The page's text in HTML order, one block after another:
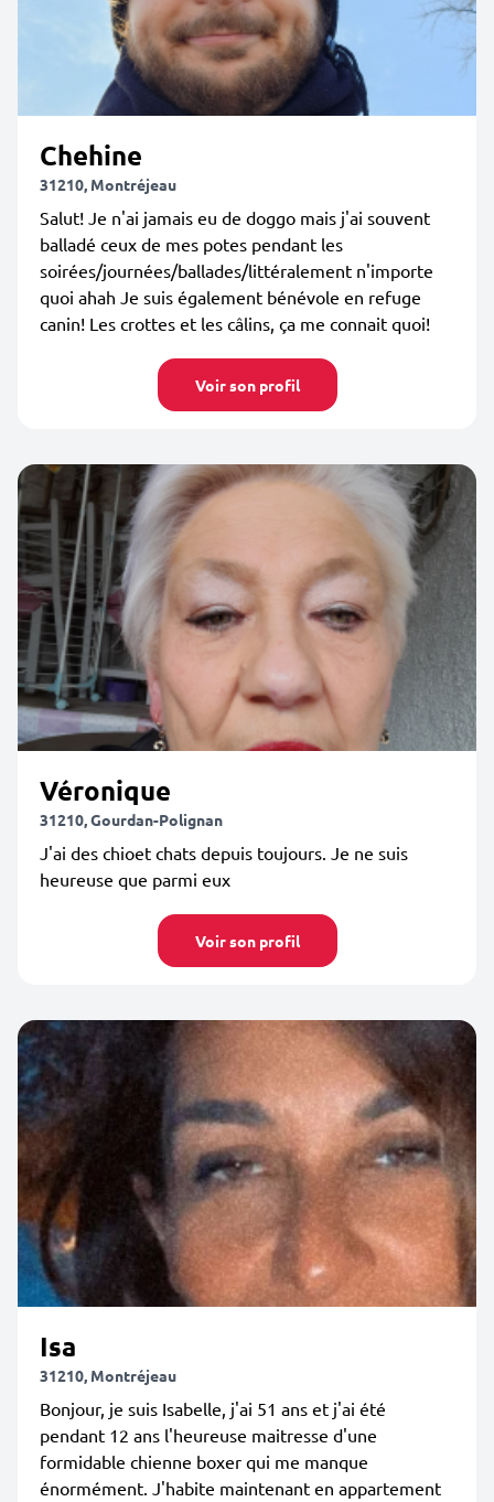
Chehine
31210, Montréjeau
Salut! Je n'ai jamais eu de doggo mais j'ai souvent
balladé ceux de mes potes pendant les
soirées/journées/ballades/littéralement n'importe
quoi ahah Je suis également bénévole en refuge
canin! Les crottes et les câlins, ça me connait quoi!
Voir son profil
Véronique
31210, Gourdan-Polignan
J'ai des chioet chats depuis toujours. Je ne suis
heureuse que parmi eux
Voir son profil
Isa
31210, Montréjeau
Bonjour, je suis Isabelle, j'ai 51 ans et j'ai été
pendant 12 ans l'heureuse maitresse d'une
formidable chienne boxer qui me manque
énormément. J'habite maintenant en appartement